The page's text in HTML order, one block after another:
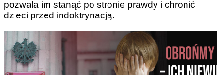
pozwala im stanąć po stronie prawdy i chronić
dzieci przed indoktrynacją.